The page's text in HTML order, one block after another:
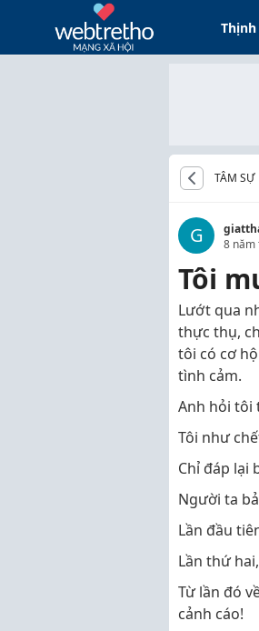
TÂM SỰ
G
8 năm
Tôi
Lướt qua
thực thụ,
tôi có cơ
tình cảm.
Anh hỏi tôi
Tôi như
Chỉ đáp lại
Người ta
Lần đầu
Lần thứ
Từ lần đó
cảnh cáo!